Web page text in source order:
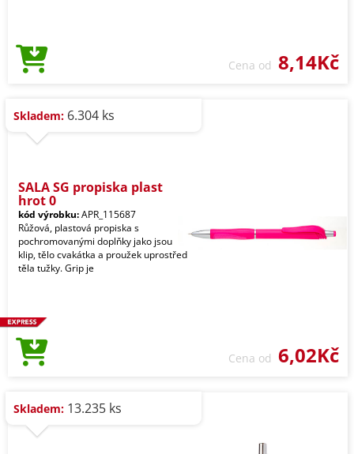
Cena od 8,14Kč
Skladem: 6.304 ks
SALA SG propiska plast
hrot 0
kód výrobku:APR_115687
Růžová, plastová propiska s
pochromovanými doplňky jako jsou
klip, tělo cvakátka a proužek uprostřed
těla tužky. Grip je
Cena od 6,02Kč
Skladem: 13.235 ks